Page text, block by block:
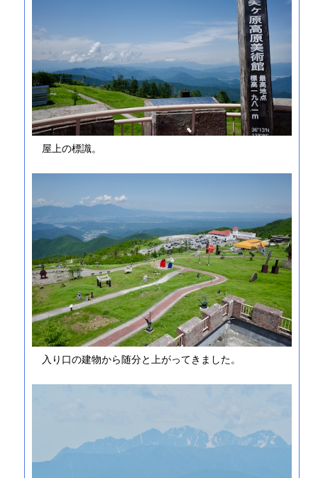
屋上の標識。
入り口の建物から随分と上がってきました。